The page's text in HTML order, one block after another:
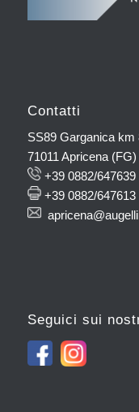
Contatti
SS89 Garganica km
71011 Apricena (FG)
+39 0882/647639
+39 0882/647613
Seguici sui